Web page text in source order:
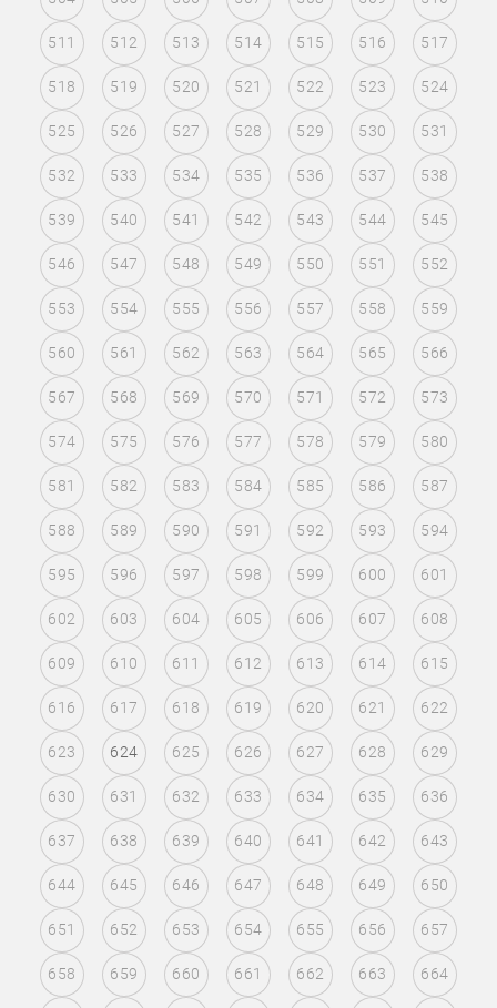
511 512 513 514 515 516 517
518 519 520 521 522 523 524
525 526 527 528 529 530 531
532 533 534 535 536 537 538
539 540 541 542 543 544 545
546 547 548 549 550 551 552
553 554 555 556 557 558 559
560 561 562 563 564 565 566
567 568 569 570 571 572 573
574 575 576 577 578 579 580
581 582 583 584 585 586 587
588 589 590 591 592 593 594
595 596 597 598 599 600 601
602 603 604 605 606 607 608
609 610 611 612 613 614 615
616 617 618 619 620 621 622
623 624 625 626 627 628 629
630 631 632 633 634 635 636
637 638 639 640 641 642 643
644 645 646 647 648 649 650
651 652 653 654 655 656 657
658 659 660 661 662 663 664